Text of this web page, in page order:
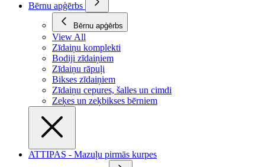
Bērnu apģērbs
Bērnu apģērbs
View All
Zīdaiņu komplekti
Bodiji zīdaiņiem
Zīdaiņu rāpuļi
Bikses zīdaiņiem
Zīdaiņu cepures, šalles un cimdi
Zeķes un zeķbikses bērniem
ATTIPAS - Mazuļu pirmās kurpes